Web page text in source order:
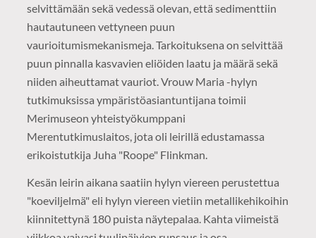
selvittämään sekä vedessä olevan, että sedimenttiin
hautautuneen vettyneen puun
vaurioitumismekanismeja. Tarkoituksena on selvittää
puun pinnalla kasvavien eliöiden laatu ja määrä sekä
niiden aiheuttamat vauriot. Vrouw Maria -hylyn
tutkimuksissa ympäristöasiantuntijana toimii
Merimuseon yhteistyökumppani
Merentutkimuslaitos, jota oli leirillä edustamassa
erikoistutkija Juha "Roope" Flinkman.
Kesän leirin aikana saatiin hylyn viereen perustettua
"koeviljelmä" eli hylyn viereen vietiin metallikehikoihin
kiinnitettynä 180 puista näytepalaa. Kahta viimeistä